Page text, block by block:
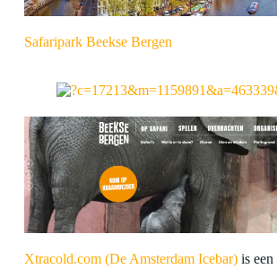
Safaripark Beekse Bergen
Xtracold.com (De Amsterdam Icebar)is een